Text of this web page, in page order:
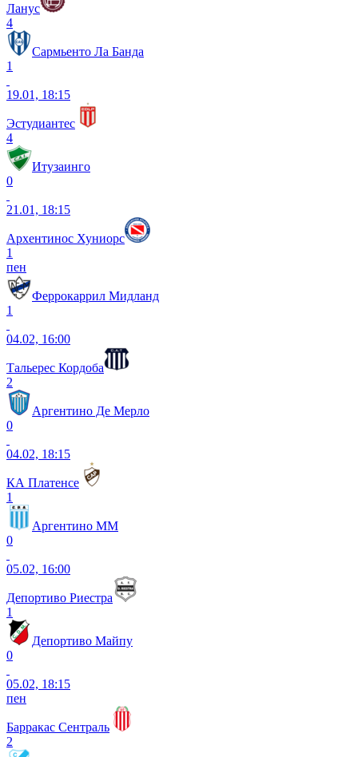
Ланус
4
Сармьенто Ла Банда
1
19.01, 18:15
Эстудиантес
4
Итузаинго
0
21.01, 18:15
Архентинос Хуниорс
1
пен
Феррокаррил Мидланд
1
04.02, 16:00
Тальерес Кордоба
2
Аргентино Де Мерло
0
04.02, 18:15
КА Платенсе
1
Аргентино ММ
0
05.02, 16:00
Депортиво Риестра
1
Депортиво Майпу
0
05.02, 18:15
пен
Барракас Сентраль
2